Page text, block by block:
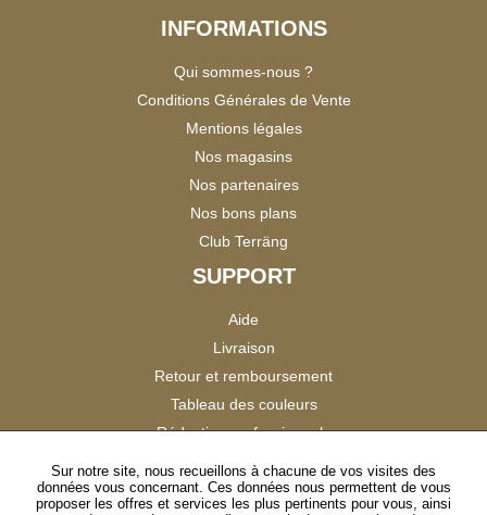
INFORMATIONS
Qui sommes-nous ?
Conditions Générales de Vente
Mentions légales
Nos magasins
Nos partenaires
Nos bons plans
Club Terräng
SUPPORT
Aide
Livraison
Retour et remboursement
Tableau des couleurs
Réduction professionnels
Catalogues
Satisfaction Clients
Sur notre site, nous recueillons à chacune de vos visites des
données vous concernant. Ces données nous permettent de vous
proposer les offres et services les plus pertinents pour vous, ainsi